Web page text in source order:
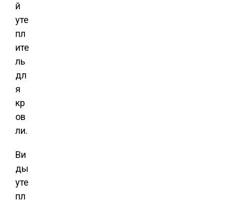
й
уте
пл
ите
ль
дл
я
кр
ов
ли.
Ви
ды
уте
пл